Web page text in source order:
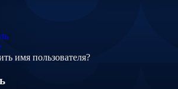
имя пользователя?